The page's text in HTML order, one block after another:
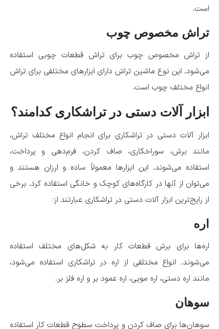
است.
تراش مخصوص چوب
از تراش مخصوص چوب برای تراش قطعات چوبی استفاده
می‌شود. این نوع ماشین تراش دارای ابزارهای مختلفی برای تراش
انواع مختلف چوب است.
ابزار آلات دستی در تراشکاری کدامند؟
ابزار آلات دستی در تراشکاری برای انجام انواع مختلف تراش،
مانند برش، سوراخکاری، صاف کردن، فرم‌دهی و پرداخت،
استفاده می‌شوند. این ابزارها معمولاً ساده و ارزان هستند و
می‌توان از آنها در کارگاه‌های کوچک و خانگی استفاده کرد. برخی
از رایج‌ترین ابزار آلات دستی در تراشکاری عبارتند از:
اره
اره‌ها برای برش قطعات کار به شکل‌های مختلف استفاده
می‌شوند. انواع مختلفی از اره در تراشکاری استفاده می‌شود،
مانند اره دستی، اره مویی، اره عمود بر و اره فلز بر.
سوهان
سوهان‌ها برای صاف کردن و پرداخت سطوح قطعات کار استفاده